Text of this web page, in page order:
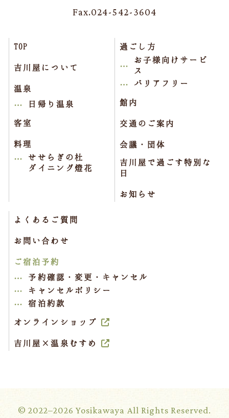
Fax.024-542-3604
TOP
吉川屋について
温泉
日帰り温泉
客室
料理
せせらぎの杜
ダイニング燈花
過ごし方
お子様向けサービ
ス
バリアフリー
館内
交通のご案内
会議・団体
吉川屋で過ごす特別な
日
お知らせ
よくあるご質問
お問い合わせ
ご宿泊予約
予約確認・変更・キャンセル
キャンセルポリシー
宿泊約款
オンラインショップ
吉川屋×温泉むすめ
© 2022–2026 Yosikawaya All Rights Reserved.